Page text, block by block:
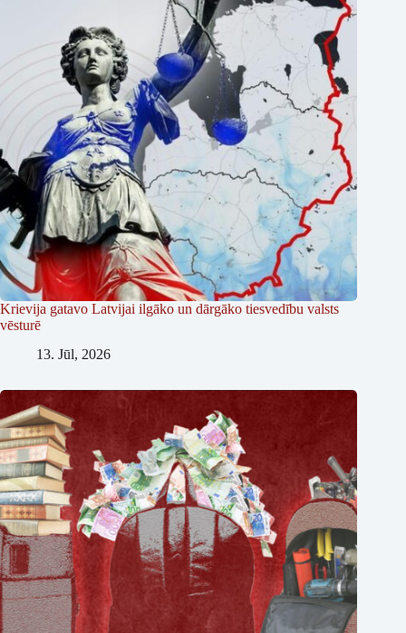
Krievija gatavo Latvijai ilgāko un dārgāko tiesvedību valsts
vēsturē
13. Jūl, 2026